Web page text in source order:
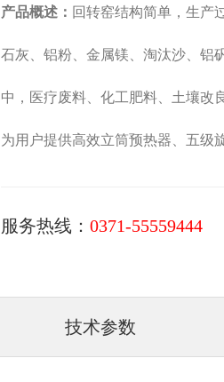
产品概述： 回转窑结构简单，生产
石灰、铝粉、金属镁、淘汰沙、铝
中，医疗废料、化工肥料、土壤改
为用户提供高效立筒预热器、五级
服务热线： 0371-55559444
技术参数